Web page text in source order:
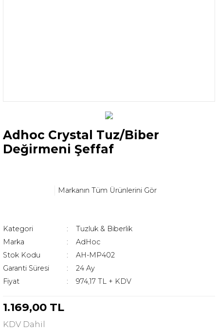
Adhoc Crystal Tuz/Biber
Değirmeni Şeffaf
Markanın Tüm Ürünlerini Gör
Kategori
Tuzluk & Biberlik
Marka
AdHoc
Stok Kodu
AH-MP402
Garanti Süresi
24 Ay
Fiyat
974,17 TL + KDV
1.169,00 TL
KDV Dahil